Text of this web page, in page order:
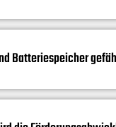
Batteriespeicher